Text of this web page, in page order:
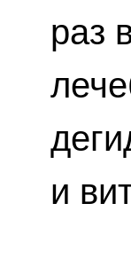
раз
и